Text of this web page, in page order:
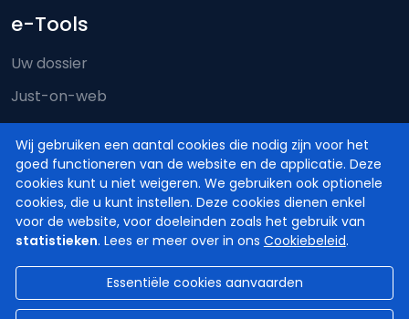
Wij gebruiken een aantal cookies die nodig zijn voor het
goed functioneren van de website en de applicatie. Deze
cookies kunt u niet weigeren. We gebruiken ook optionele
cookies, die u kunt instellen. Deze cookies dienen enkel
voor de website, voor doeleinden zoals het gebruik van
statistieken. Lees er meer over in ons Cookiebeleid.
Essentiële cookies aanvaarden
e-Tools
Uw dossier
Just-on-web
e-Deposit
Territoriale bevoegdheid